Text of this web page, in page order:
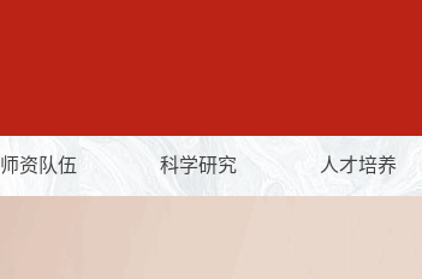
师资队伍 科学研究 人才培养